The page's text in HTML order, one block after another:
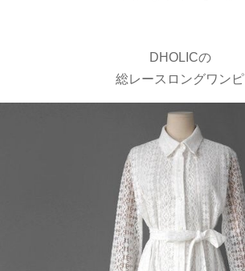
DHOLICの
総レースロングワンピ